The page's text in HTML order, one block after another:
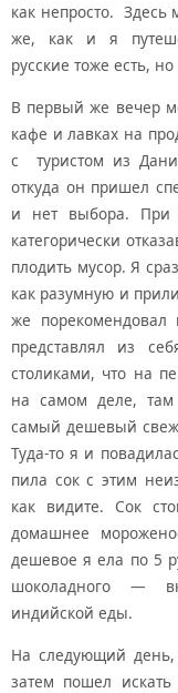
как непросто. Здесь
же, как и я
русские тоже есть,
В первый же вечер
кафе и лавках на
с туристом из
откуда он пришел
и нет выбора. При
категорически
плодить мусор. Я
как разумную и
же
представлял из
столиками, что на
на самом деле, там
самый дешевый
Туда-то я и
пила сок с этим
как видите. Сок
домашнее
дешевое я ела по 5
шоколадного —
индийской еды.
На следующий
затем пошел